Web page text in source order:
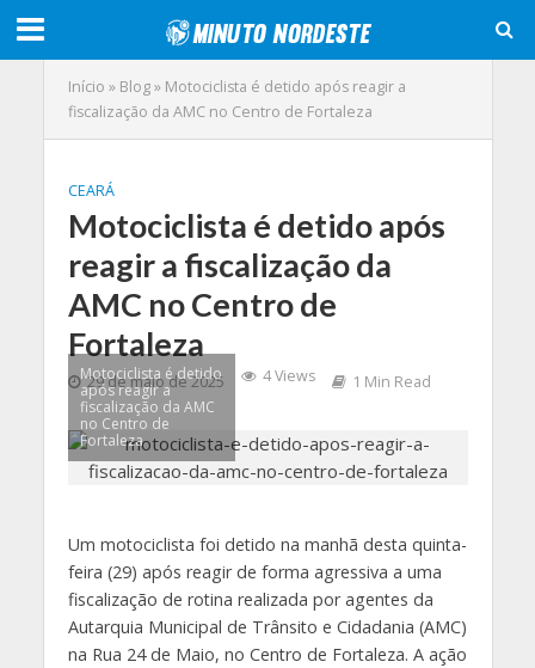
Início » Blog» Motociclista é detido após reagir a
fiscalização da AMC no Centro de Fortaleza
CEARÁ
Motociclista é detido após
reagir a fiscalização da
AMC no Centro de
Fortaleza
29 de maio de 2025 4 Views 1 Min Read
Motociclista é detido
após reagir a
fiscalização da AMC
no Centro de
Fortaleza
Um motociclista foi detido na manhã desta quinta-
feira (29) após reagir de forma agressiva a uma
fiscalização de rotina realizada por agentes da
Autarquia Municipal de Trânsito e Cidadania (AMC)
na Rua 24 de Maio, no Centro de Fortaleza. A ação